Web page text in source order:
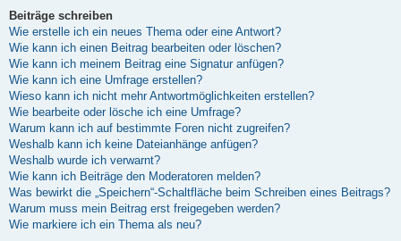
Beiträge schreiben
Wie erstelle ich ein neues Thema oder eine Antwort?
Wie kann ich einen Beitrag bearbeiten oder löschen?
Wie kann ich meinem Beitrag eine Signatur anfügen?
Wie kann ich eine Umfrage erstellen?
Wieso kann ich nicht mehr Antwortmöglichkeiten erstellen?
Wie bearbeite oder lösche ich eine Umfrage?
Warum kann ich auf bestimmte Foren nicht zugreifen?
Weshalb kann ich keine Dateianhänge anfügen?
Weshalb wurde ich verwarnt?
Wie kann ich Beiträge den Moderatoren melden?
Was bewirkt die „Speichern“-Schaltfläche beim Schreiben eines Beitrags?
Warum muss mein Beitrag erst freigegeben werden?
Wie markiere ich ein Thema als neu?